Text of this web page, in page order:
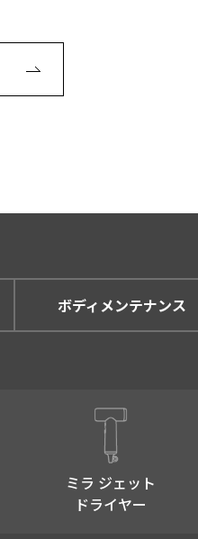
ボディメンテナンス
ミラ ジェット
ドライヤー